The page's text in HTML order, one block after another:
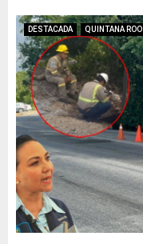
DESTACADA QUINTANA ROO